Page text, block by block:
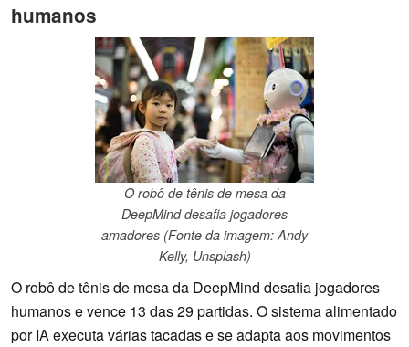
humanos
O robô de tênis de mesa da
DeepMind desafia jogadores
amadores (Fonte da imagem: Andy
Kelly, Unsplash)
O robô de tênis de mesa da DeepMind desafia jogadores
humanos e vence 13 das 29 partidas. O sistema alimentado
por IA executa várias tacadas e se adapta aos movimentos